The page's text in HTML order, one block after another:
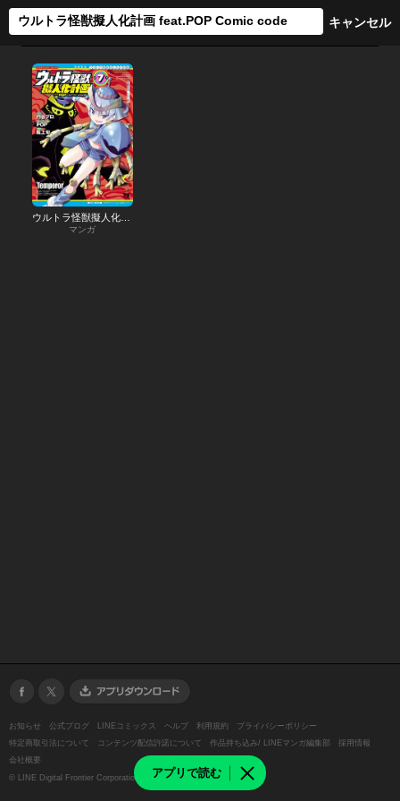
アプリで読む
マンガ
お知らせ 公式ブログ LINEコミックス ヘルプ 利用規約
プライバシーポリシー
特定商取引法について
コンテンツ配信許諾について 作品持ち込み/ LINEマンガ編集部
採用情報
会社概要
© LINE Digital Frontier Corporation